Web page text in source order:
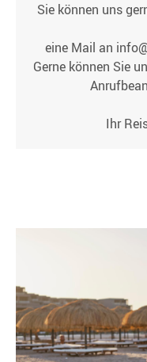
Sie können uns
eine Mail an
Gerne können Sie
Ihr